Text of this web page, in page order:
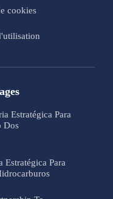
cookies
Estratégica Para
Dos
Estratégica Para